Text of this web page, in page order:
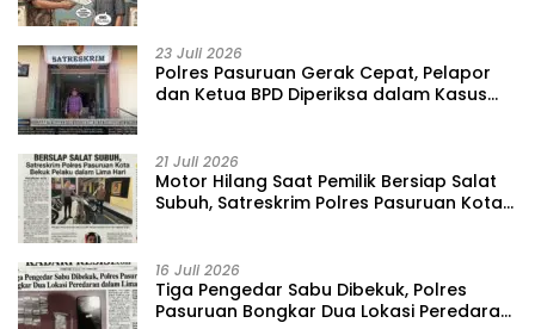
23 Juli 2026
‎Polres Pasuruan Gerak Cepat, Pelapor
dan Ketua BPD Diperiksa dalam Kasus
21 Juli 2026
‎Motor Hilang Saat Pemilik Bersiap Salat
Subuh, Satreskrim Polres Pasuruan Kota
16 Juli 2026
Tiga Pengedar Sabu Dibekuk, Polres
Pasuruan Bongkar Dua Lokasi Peredaran